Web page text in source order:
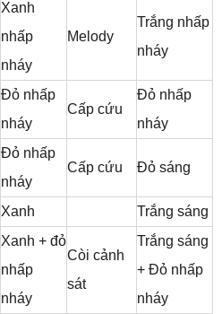
Xanh
nhấp
nháy
Melody
Trắng nhấp
nháy
Đỏ nhấp
nháy
Cấp cứu
Đỏ nhấp
nháy
Đỏ nhấp
nháy
Cấp cứu Đỏ sáng
Xanh Trắng sáng
Xanh + đỏ
nhấp
nháy
Còi cảnh
sát
Trắng sáng
+ Đỏ nhấp
nháy